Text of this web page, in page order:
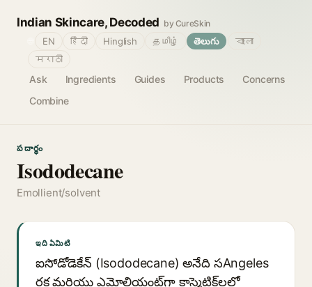
Indian Skincare, Decoded by CureSkin
Ask Ingredients Guides Products
Concerns
Combine
EN हिंदी Hinglish தமிழ் తెలుగు
বাংলা
मराठी
పదార్థం
Isododecane
Emollient/solvent
ఇది ఏమిటి
ఐసోడోడెకేన్ (Isododecane) అనేది సAngeles
రక మరియు ఎమోలియంట్‌గా కాస్మెటిక్‌లలో